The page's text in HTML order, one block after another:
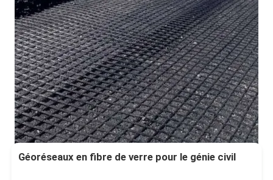
Géoréseaux en fibre de verre pour le génie civil